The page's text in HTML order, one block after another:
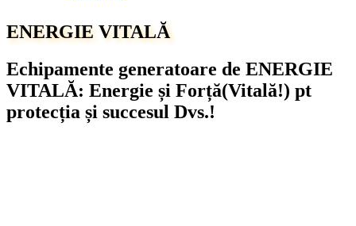
ENERGIE VITALĂ
Echipamente generatoare de ENERGIE
VITALĂ: Energie și Forță(Vitală!) pt
protecția și succesul Dvs.!